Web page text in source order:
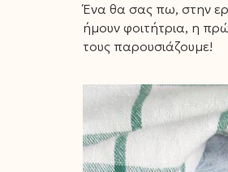
Ένα θα σας πω, στην
ήμουν φοιτήτρια, η
τους παρουσιάζουμε!